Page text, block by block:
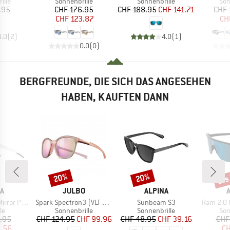
(2)
Preis
CHF 176.95reduzierter Preis
CHF 123.87
0.0(0)
Preis
CHF 188.95reduzierter Preis
CHF 141.71
4.0( 1)
BERGFREUNDE, DIE SICH DAS ANGESEHEN
HABEN, KAUFTEN DANN
S1-3
Preis
MARKE
JULBO
Artikel
Spark Spectron3 (VLT 13%)
Produktgruppe
Sonnenbrille
Preis
CHF 124.95reduzierter Preis
CHF 99.96
Rabatt
20%
MARKE
ALPINA
Artikel
Sunbeam S3
Produktgruppe
Sonnenbrille
Preis
CHF 48.95reduzierter Preis
CHF 39.16
Rabatt
20%
Artikel
Ram 2.0